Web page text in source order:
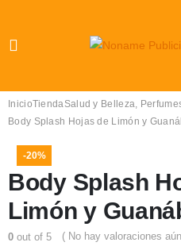
InicioTiendaSalud y Belleza,
Body Splash Hojas de Limón y
-20%
Body Splash
Limón y
0 out of 5 ( No hay valoraciones